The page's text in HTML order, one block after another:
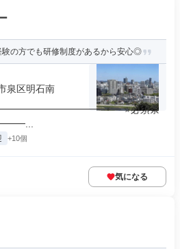
の方でも研修制度があるから安心◎
泉区明石南
⭐必須条
+10個
気になる